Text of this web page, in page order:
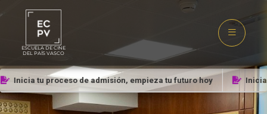
ESCUELA DE CINE
DEL PAÍS VASCO
Inicia tu proceso de admisión, empieza tu futuro hoy Inicia